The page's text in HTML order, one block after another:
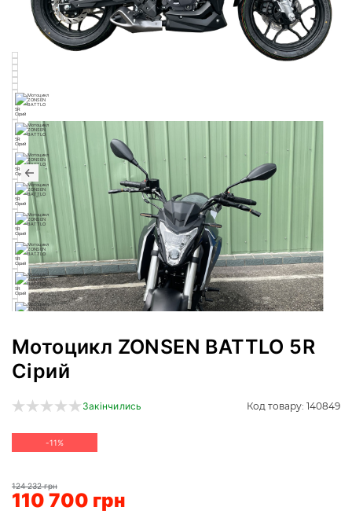
Мотоцикл ZONSEN BATTLO 5R
Сірий
Закінчились Код товару: 140849
-11%
124 232 грн
110 700 грн